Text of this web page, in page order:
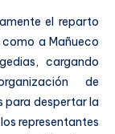
el reparto
a Mañueco
cargando
de
despertar la
representantes